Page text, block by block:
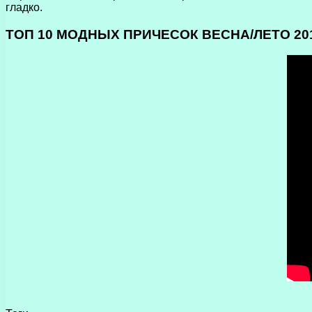
гладко.
ТОП 10 МОДНЫХ ПРИЧЕСОК ВЕСНА/ЛЕТО